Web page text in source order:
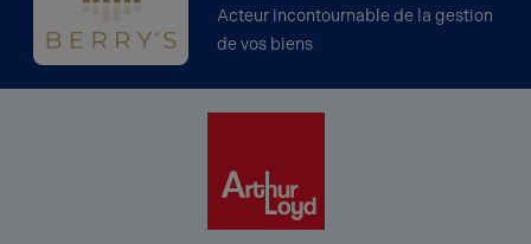
Acteur incontournable de la gestion
de vos biens